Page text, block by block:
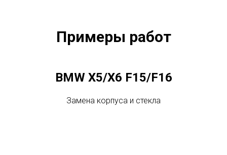
Примеры работ
BMW X5/X6 F15/F16
Замена корпуса и стекла